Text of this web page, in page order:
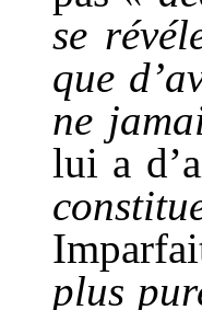
se
que
ne
lui a
plus